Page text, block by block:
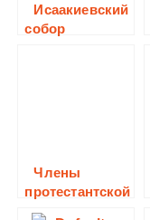
Исаакиевский
собор
Члены
протестантской
церкви на